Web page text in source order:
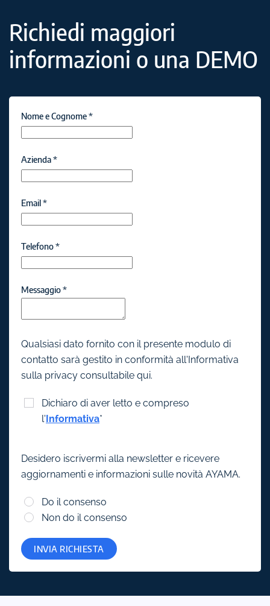
Richiedi maggiori
informazioni o una DEMO
Nome e Cognome*
Azienda*
Email*
Telefono*
Messaggio*
Qualsiasi dato fornito con il presente modulo di
contatto sarà gestito in conformità all'Informativa
sulla privacy consultabile qui.
Dichiaro di aver letto e compreso
l' Informativa*
Desidero iscrivermi alla newsletter e ricevere
aggiornamenti e informazioni sulle novità AYAMA.
Do il consenso
Non do il consenso
INVIA RICHIESTA